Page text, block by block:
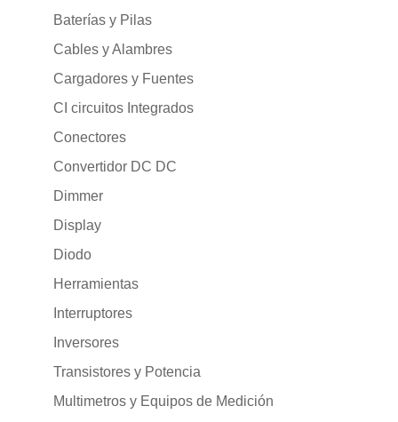
Baterías y Pilas
Cables y Alambres
Cargadores y Fuentes
CI circuitos Integrados
Conectores
Convertidor DC DC
Dimmer
Display
Diodo
Herramientas
Interruptores
Inversores
Transistores y Potencia
Multimetros y Equipos de Medición